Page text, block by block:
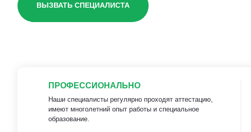
ВЫЗВАТЬ СПЕЦИАЛИСТА
ПРОФЕССИОНАЛЬНО
Наши специалисты регулярно проходят аттестацию,
имеют многолетний опыт работы и специальное
образование.